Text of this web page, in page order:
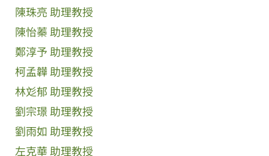
陳珠亮 助理教授
陳怡蓁 助理教授
鄭淳予 助理教授
柯孟韡 助理教授
林彣郁 助理教授
劉宗璟 助理教授
劉雨如 助理教授
左克華 助理教授